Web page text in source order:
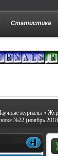
Статистика
журналы »
№22 (ноябрь